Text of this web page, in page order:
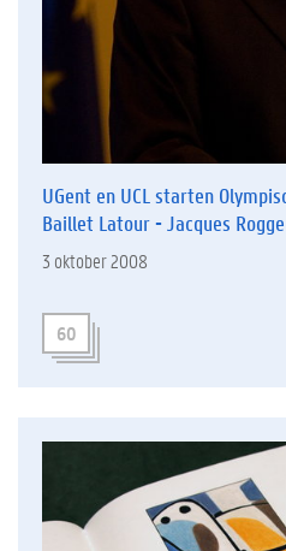
UGent en UCL starten
Baillet Latour - Jacques Rogge
3 oktober 2008
60